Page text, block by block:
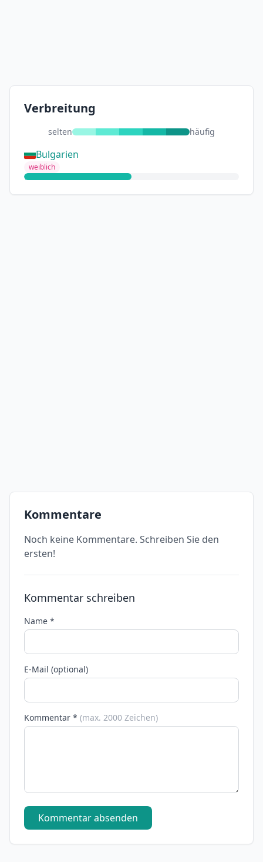
Verbreitung
selten häufig
Bulgarien
weiblich
Kommentare
Noch keine Kommentare. Schreiben Sie den
ersten!
Kommentar schreiben
Name *
E-Mail (optional)
Kommentar * (max. 2000 Zeichen)
Kommentar absenden